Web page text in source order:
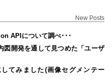
New Posts
APIについて調べ･･･
図開発を通して見つめた「ユーザ
てみました(画像セグメンテー